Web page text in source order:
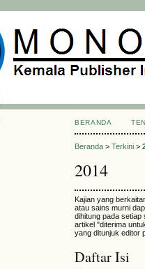
BERANDA
Beranda >Terkini >
2014
Kajian yang
atau sains murni
dihitung pada
artikel "diterima
yang ditunjuk editor
Daftar Isi